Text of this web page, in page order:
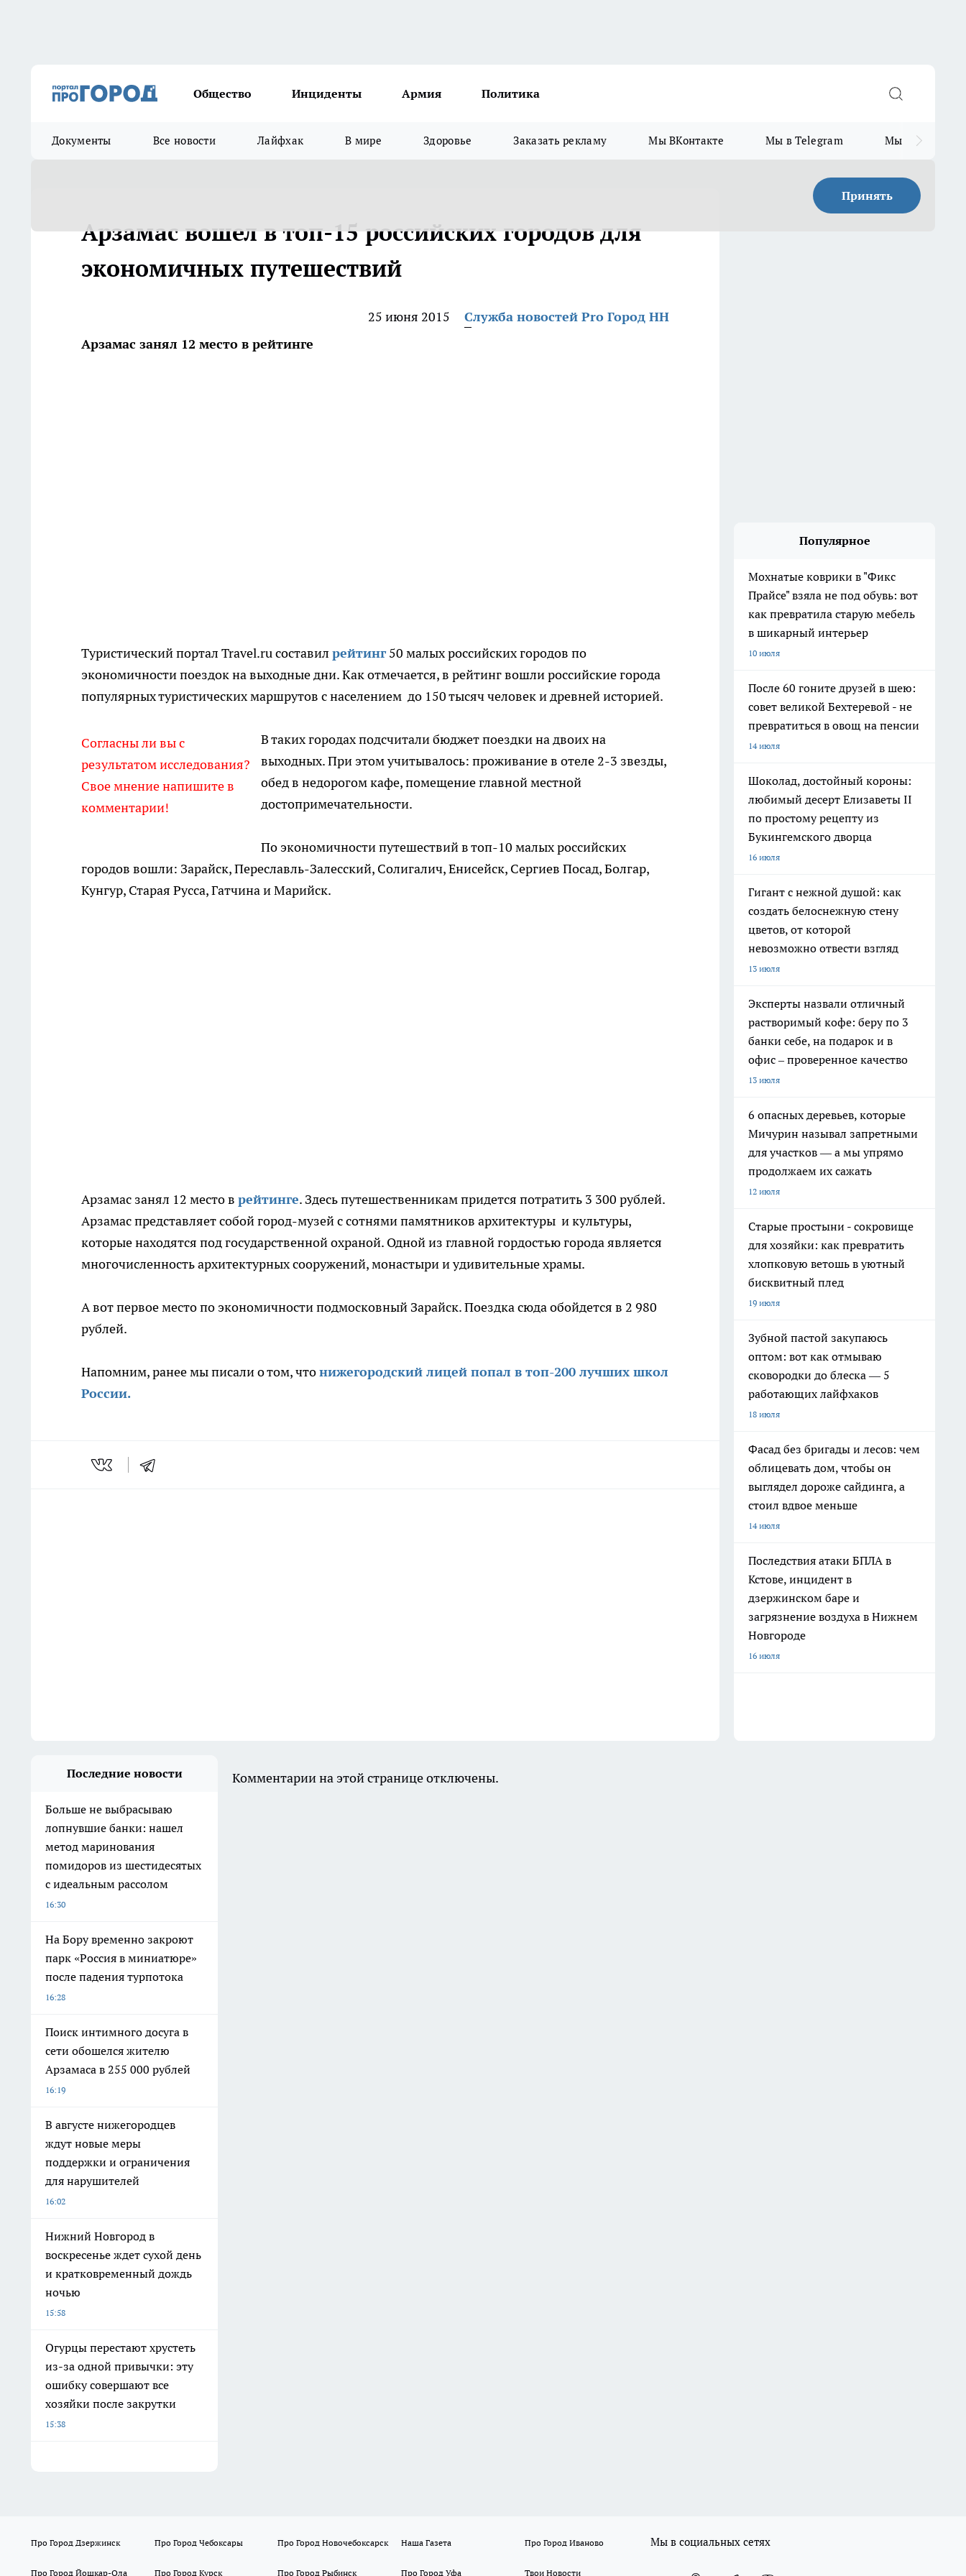
Общество Инциденты Армия Политика
Документы Все новости Лайфхак В мире Здоровье Заказать рекламу Мы ВКонтакте Мы в Telegram Мы в MAX
Принять
Арзамас вошел в топ-15 российских городов для
экономичных путешествий
25 июня 2015
Служба новостей Pro Город НН
Арзамас занял 12 место в рейтинге
Туристический портал Travel.ru составил рейтинг50 малых российских городов по
экономичности поездок на выходные дни. Как отмечается, в рейтинг вошли российские города
популярных туристических маршрутов с населением до 150 тысяч человек и древней историей.
Согласны ли вы с
результатом исследования?
Свое мнение напишите в
комментарии!
В таких городах подсчитали бюджет поездки на двоих на
выходных. При этом учитывалось: проживание в отеле 2-3 звезды,
обед в недорогом кафе, помещение главной местной
достопримечательности.
По экономичности путешествий в топ-10 малых российских
городов вошли: Зарайск, Переславль-Залесский, Солигалич, Енисейск, Сергиев Посад, Болгар,
Кунгур, Старая Русса, Гатчина и Марийск.
Арзамас занял 12 место в рейтинге. Здесь путешественникам придется потратить 3 300 рублей.
Арзамас представляет собой город-музей с сотнями памятников архитектуры и культуры,
которые находятся под государственной охраной. Одной из главной гордостью города является
многочисленность архитектурных сооружений, монастыри и удивительные храмы.
А вот первое место по экономичности подмосковный Зарайск. Поездка сюда обойдется в 2 980
рублей.
Напомним, ранее мы писали о том, чтонижегородский лицей попал в топ-200 лучших школ
России.
Популярное
Мохнатые коврики в "Фикс
Прайсе" взяла не под обувь: вот
как превратила старую мебель
в шикарный интерьер
10 июля
После 60 гоните друзей в шею:
совет великой Бехтеревой - не
превратиться в овощ на пенсии
14 июля
Шоколад, достойный короны:
любимый десерт Елизаветы II
по простому рецепту из
Букингемского дворца
16 июля
Гигант с нежной душой: как
создать белоснежную стену
цветов, от которой
невозможно отвести взгляд
13 июля
Эксперты назвали отличный
растворимый кофе: беру по 3
банки себе, на подарок и в
офис – проверенное качество
13 июля
6 опасных деревьев, которые
Мичурин называл запретными
для участков — а мы упрямо
продолжаем их сажать
12 июля
Старые простыни - сокровище
для хозяйки: как превратить
хлопковую ветошь в уютный
бисквитный плед
19 июля
Зубной пастой закупаюсь
оптом: вот как отмываю
сковородки до блеска — 5
работающих лайфхаков
18 июля
Фасад без бригады и лесов: чем
облицевать дом, чтобы он
выглядел дороже сайдинга, а
стоил вдвое меньше
14 июля
Последствия атаки БПЛА в
Кстове, инцидент в
дзержинском баре и
загрязнение воздуха в Нижнем
Новгороде
16 июля
Последние новости
Больше не выбрасываю
лопнувшие банки: нашел
метод маринования
помидоров из шестидесятых
с идеальным рассолом
16:30
На Бору временно закроют
парк «Россия в миниатюре»
после падения турпотока
16:28
Поиск интимного досуга в
сети обошелся жителю
Арзамаса в 255 000 рублей
16:19
В августе нижегородцев
ждут новые меры
поддержки и ограничения
для нарушителей
16:02
Нижний Новгород в
воскресенье ждет сухой день
и кратковременный дождь
ночью
15:58
Огурцы перестают хрустеть
из-за одной привычки: эту
ошибку совершают все
хозяйки после закрутки
15:38
Комментарии на этой странице отключены.
Про Город Дзержинск Про Город Чебоксары Про Город Новочебоксарск Наша Газета Про Город Иваново
Про Город Йошкар-Ола Про Город Курск Про Город Рыбинск Про Город Уфа Твои Новости
Мы в социальных сетях